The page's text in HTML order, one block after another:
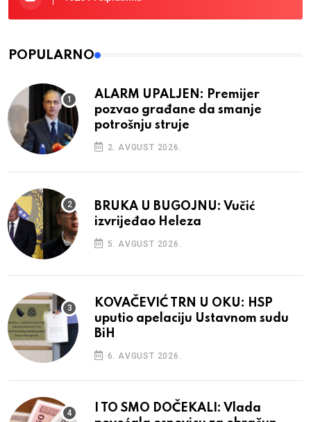
POPULARNO
ALARM UPALJEN: Premijer
pozvao građane da smanje
potrošnju struje
2. AVGUST 2026.
BRUKA U BUGOJNU: Vučić
izvrijeđao Heleza
5. AVGUST 2026.
KOVAČEVIĆ TRN U OKU: HSP
uputio apelaciju Ustavnom sudu
BiH
6. AVGUST 2026.
I TO SMO DOČEKALI: Vlada